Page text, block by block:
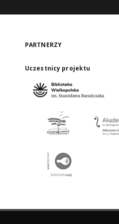
PARTNERZY
Uczestnicy projektu